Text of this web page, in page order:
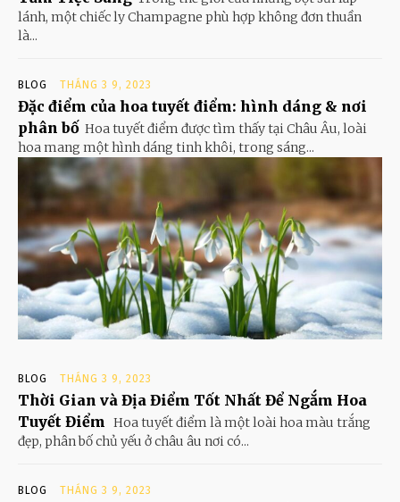
lánh, một chiếc ly Champagne phù hợp không đơn thuần
là...
BLOG THÁNG 3 9, 2023
Đặc điểm của hoa tuyết điểm: hình dáng & nơi
phân bố Hoa tuyết điểm được tìm thấy tại Châu Âu, loài
hoa mang một hình dáng tinh khôi, trong sáng...
BLOG THÁNG 3 9, 2023
Thời Gian và Địa Điểm Tốt Nhất Để Ngắm Hoa
Tuyết Điểm Hoa tuyết điểm là một loài hoa màu trắng
đẹp, phân bố chủ yếu ở châu âu nơi có...
BLOG THÁNG 3 9, 2023